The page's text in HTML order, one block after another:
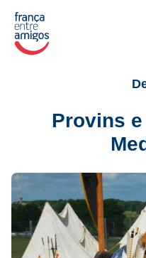
Provins